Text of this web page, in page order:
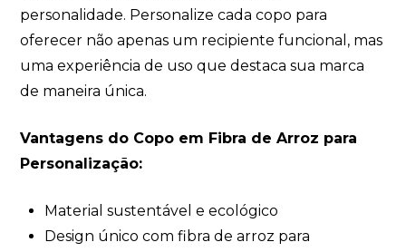
personalidade. Personalize cada copo para
oferecer não apenas um recipiente funcional, mas
uma experiência de uso que destaca sua marca
de maneira única.
Vantagens do Copo em Fibra de Arroz para
Personalização:
Material sustentável e ecológico
Design único com fibra de arroz para